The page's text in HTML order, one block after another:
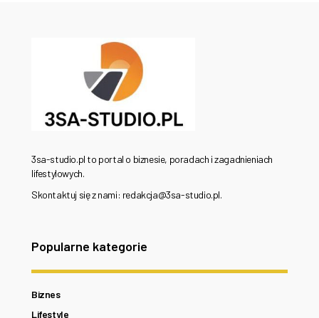
3sa-studio.pl to portal o biznesie, poradach i zagadnieniach
lifestylowych.
Skontaktuj się z nami: redakcja@3sa-studio.pl.
Popularne kategorie
Biznes
Lifestyle